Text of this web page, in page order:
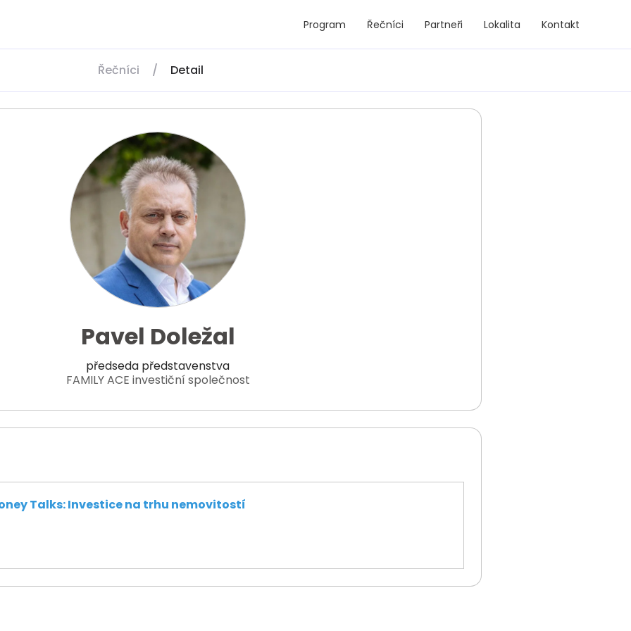
Program Řečníci Partneři Lokalita Kontakt
Řečníci / Detail
Pavel Doležal
předseda představenstva
FAMILY ACE investiční společnost
Talks: Investice na trhu nemovitostí